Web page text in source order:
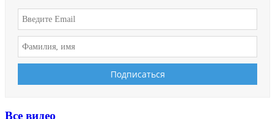
Все видео